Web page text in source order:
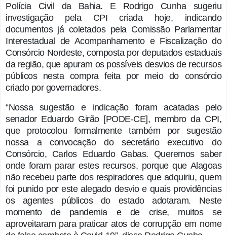
Polícia Civil da Bahia. E Rodrigo Cunha sugeriu
investigação pela CPI criada hoje, indicando
documentos já coletados pela Comissão Parlamentar
Interestadual de Acompanhamento e Fiscalização do
Consórcio Nordeste, composta por deputados estaduais
da região, que apuram os possíveis desvios de recursos
públicos nesta compra feita por meio do consórcio
criado por governadores.
“Nossa sugestão e indicação foram acatadas pelo
senador Eduardo Girão [PODE-CE], membro da CPI,
que protocolou formalmente também por sugestão
nossa a convocação do secretário executivo do
Consórcio, Carlos Eduardo Gabas. Queremos saber
onde foram parar estes recursos, porque que Alagoas
não recebeu parte dos respiradores que adquiriu, quem
foi punido por este alegado desvio e quais providências
os agentes públicos do estado adotaram. Neste
momento de pandemia e de crise, muitos se
aproveitaram para praticar atos de corrupção em nome